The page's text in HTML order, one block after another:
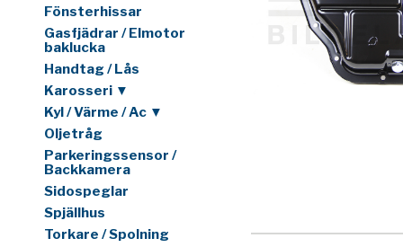
Fönsterhissar
Gasfjädrar / Elmotor
baklucka
Handtag / Lås
Karosseri ▼
Kyl / Värme / Ac ▼
Oljetråg
Parkeringssensor /
Backkamera
Sidospeglar
Spjällhus
Torkare / Spolning